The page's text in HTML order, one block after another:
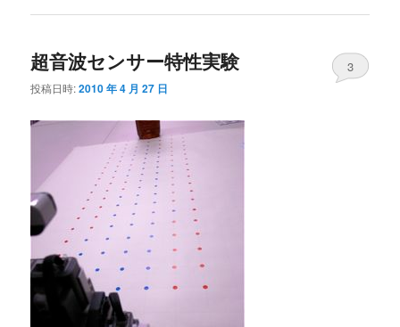
超音波センサー特性実験
投稿日時:2010 年 4 月 27 日
3